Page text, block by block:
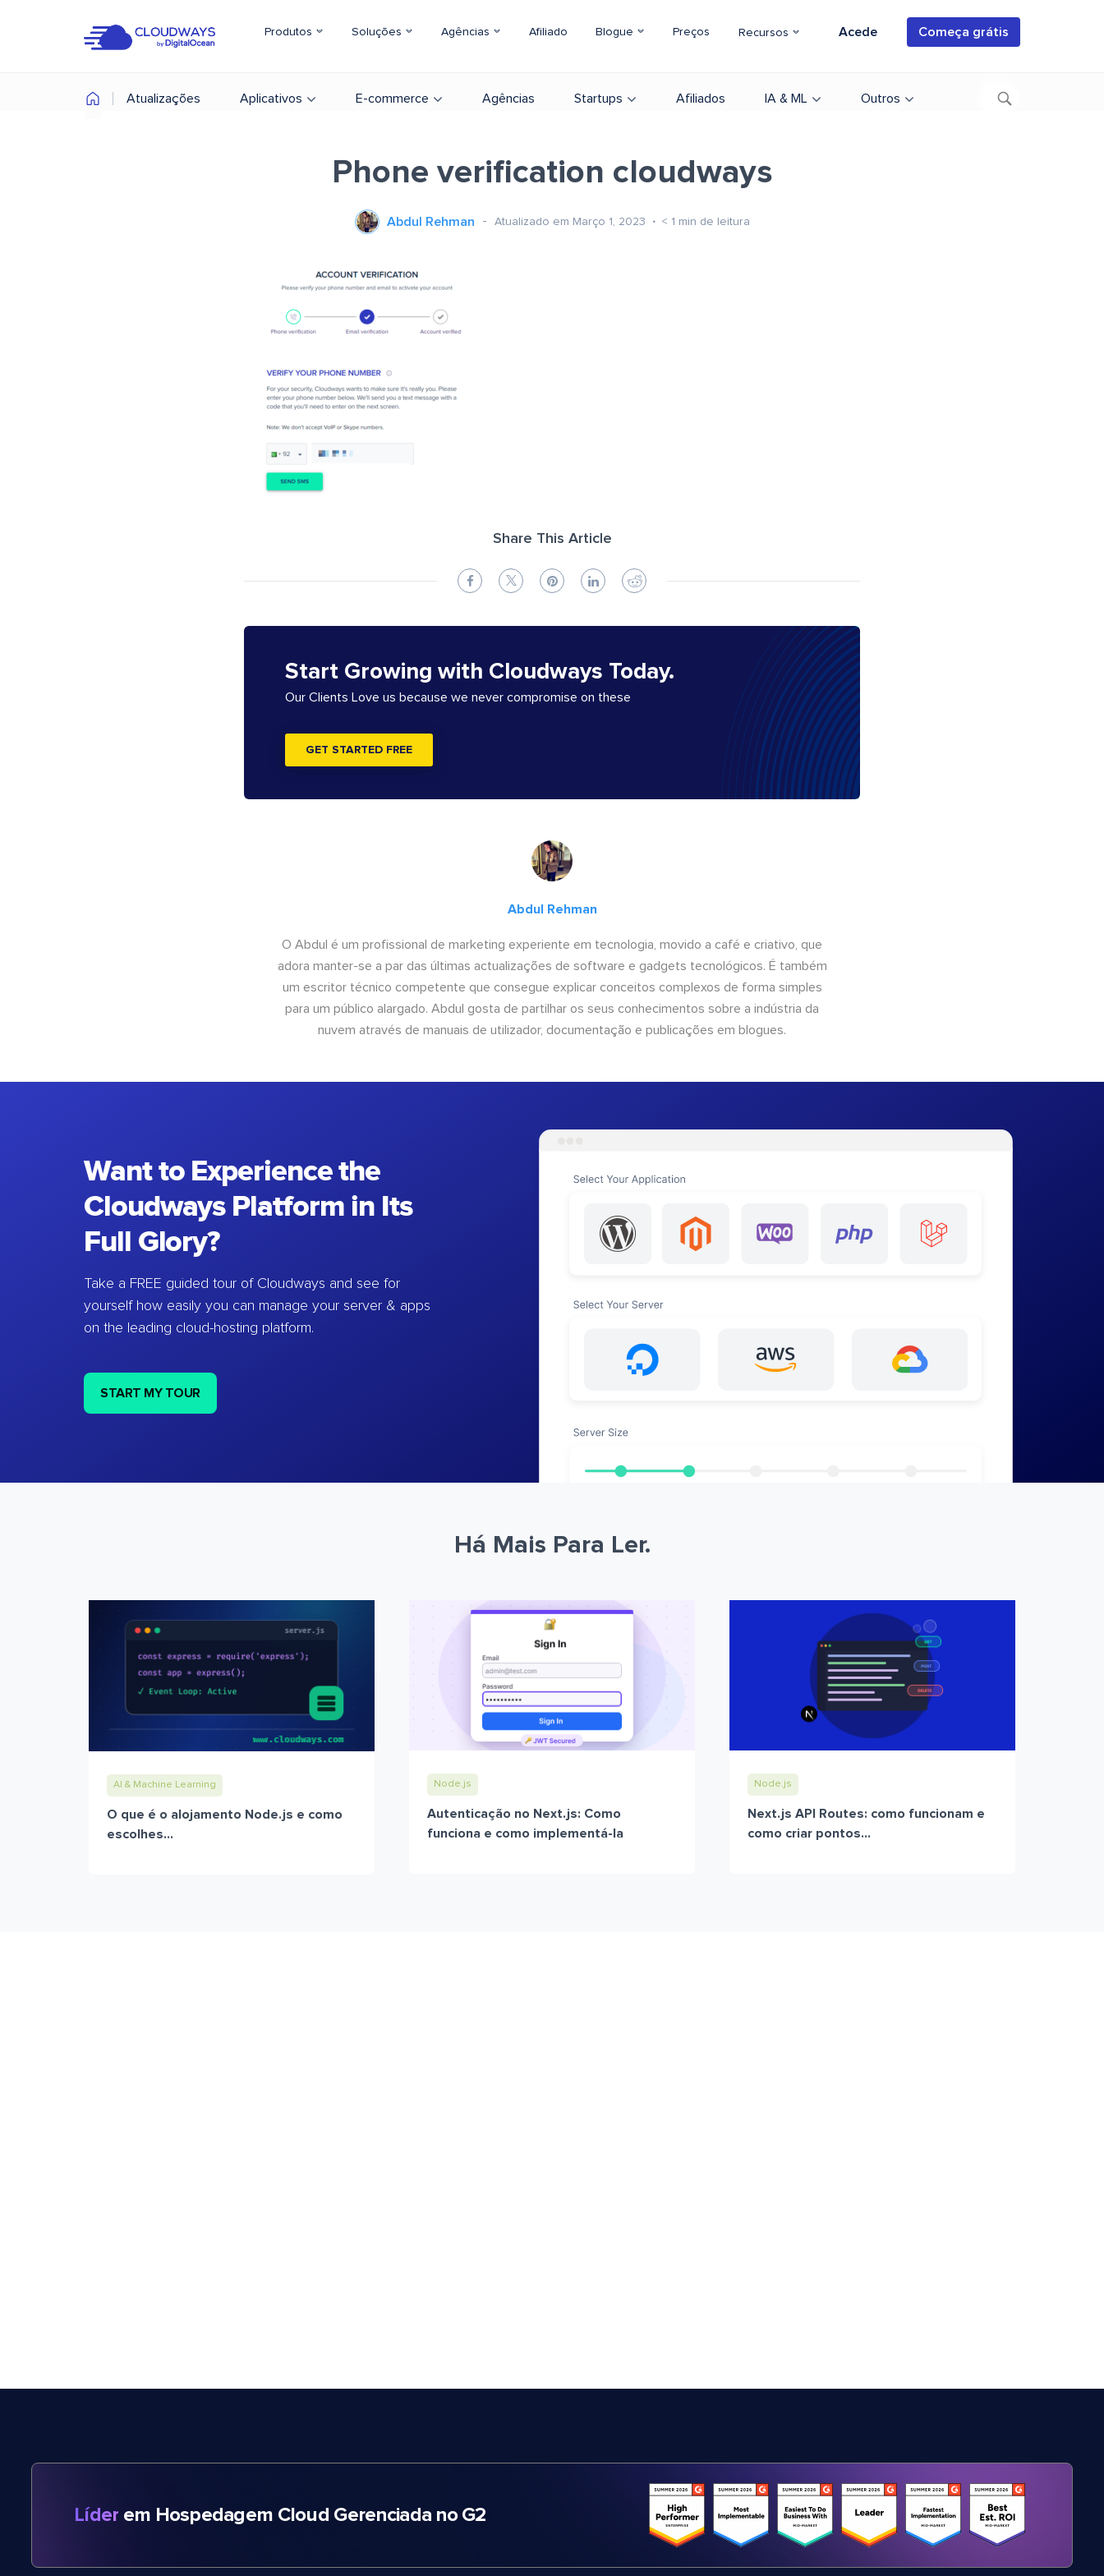
Produtos Soluções Agências Afiliado Blogue Preços Recursos Acede Começa grátis
Atualizações Aplicativos E-commerce Agências Startups Afiliados IA & ML Outros
Phone verification cloudways
Abdul Rehman Atualizado em Março 1, 2023 < 1 min de leitura
Share This Article
Start Growing with Cloudways Today.
Our Clients Love us because we never compromise on these
GET STARTED FREE
Abdul Rehman
O Abdul é um profissional de marketing experiente em tecnologia, movido a café e criativo, que
adora manter-se a par das últimas actualizações de software e gadgets tecnológicos. É também
um escritor técnico competente que consegue explicar conceitos complexos de forma simples
para um público alargado. Abdul gosta de partilhar os seus conhecimentos sobre a indústria da
nuvem através de manuais de utilizador, documentação e publicações em blogues.
Want to Experience the
Cloudways Platform in Its
Full Glory?
Take a FREE guided tour of Cloudways and see for
yourself how easily you can manage your server & apps
on the leading cloud-hosting platform.
START MY TOUR
Há Mais Para Ler.
AI & Machine Learning
O que é o alojamento Node.js e como
escolhes...
Node.js
Autenticação no Next.js: Como
funciona e como implementá-la
Node.js
Next.js API Routes: como funcionam e
como criar pontos...
Líder em Hospedagem Cloud Gerenciada no G2